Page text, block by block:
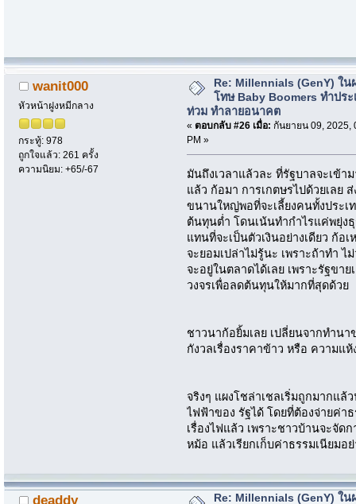
wanit000
หัวหน้าฝูงหมีกลาง
กระทู้: 978
ถูกใจแล้ว: 261 ครั้ง
ความนิยม: +65/-67
Re: Millennials (GenY) ใน
โทษ Baby Boomers ทำประ
ท่วม ทำลายอนาคต
« ตอบกลับ #26 เมื่อ: กันยายน 09, 2025,
PM »
มันถึงเวลาแล้วละ ที่รัฐบาลจะเข้
แล้ว ก้อมา การเกตษรไปด้วยเล
ขนานใหญ่พอที่จะเลี้ยงคนทั้งประเ
ต้นทุนต่ำ โดนเน้นทำกำไรแค่พยุ่
แทนที่จะเป็นตัวเงินอย่างเดียว ก้อ
จะยอมเปล่าไม่รู้นะ เพราะถ้าทำ
จะอยู่ในตลาดได้เลย เพราะรัฐขา
วงจรเพื่อลดต้นทุนให้มากที่สุดด้วย
ชาวนาก้อยิ้มเลย เปลี่ยนจากทำนา
กังวลเรื่องราคาข้าว หรือ ความแ
จริงๆ แผงโชล่าเชลเริ่มถูกมากแ
ไฟฟ้าของ รัฐได้ โดยที่ต้องจ่ายค่า
เรื่องไฟแล้ว เพราะชาวบ้านจะจั
หม้อ แล้วเรียกเก็บค่าธรรมเนียมอย่
deaddy
Re: Millennials (GenY) ใน